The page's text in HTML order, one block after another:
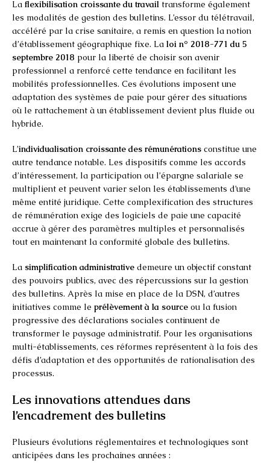
La flexibilisation croissante du travail transforme également
les modalités de gestion des bulletins. L’essor du télétravail,
accéléré par la crise sanitaire, a remis en question la notion
d’établissement géographique fixe. La loi n° 2018-771 du 5
septembre 2018 pour la liberté de choisir son avenir
professionnel a renforcé cette tendance en facilitant les
mobilités professionnelles. Ces évolutions imposent une
adaptation des systèmes de paie pour gérer des situations
où le rattachement à un établissement devient plus fluide ou
hybride.
L’individualisation croissante des rémunérations constitue une
autre tendance notable. Les dispositifs comme les accords
d’intéressement, la participation ou l’épargne salariale se
multiplient et peuvent varier selon les établissements d’une
même entité juridique. Cette complexification des structures
de rémunération exige des logiciels de paie une capacité
accrue à gérer des paramètres multiples et personnalisés
tout en maintenant la conformité globale des bulletins.
La simplification administrative demeure un objectif constant
des pouvoirs publics, avec des répercussions sur la gestion
des bulletins. Après la mise en place de la DSN, d’autres
initiatives comme le prélèvement à la source ou la fusion
progressive des déclarations sociales continuent de
transformer le paysage administratif. Pour les organisations
multi-établissements, ces réformes représentent à la fois des
défis d’adaptation et des opportunités de rationalisation des
processus.
Les innovations attendues dans
l’encadrement des bulletins
Plusieurs évolutions réglementaires et technologiques sont
anticipées dans les prochaines années :